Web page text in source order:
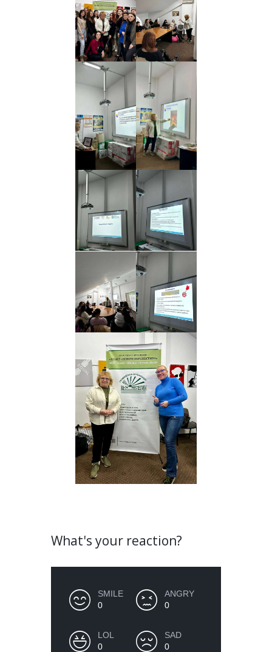
What's your reaction?
0
SMILE
0
ANGRY
0
LOL
0
SAD